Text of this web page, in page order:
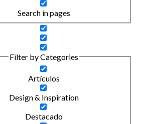
Search in pages
Filter by Categories
Artículos
Design & Inspiration
Destacado